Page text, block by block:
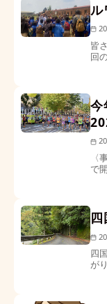
ル
皆
回
今
〈
で
四
四
が